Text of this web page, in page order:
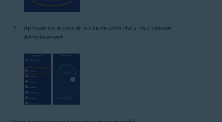
Appuyez sur le pays et la ville de votre choix pour changer
d’emplacement.